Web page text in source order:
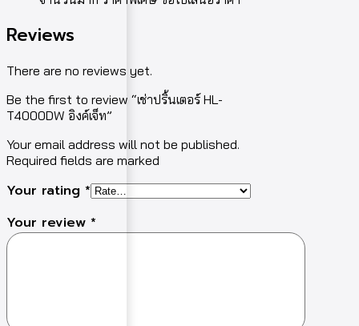
Reviews
There are no reviews yet.
Be the first to review “เช่าปริ้นเตอร์ HL-
T4000DW อิงค์เจ็ท”
Your email address will not be published.
Required fields are marked
Your rating *
Your review *